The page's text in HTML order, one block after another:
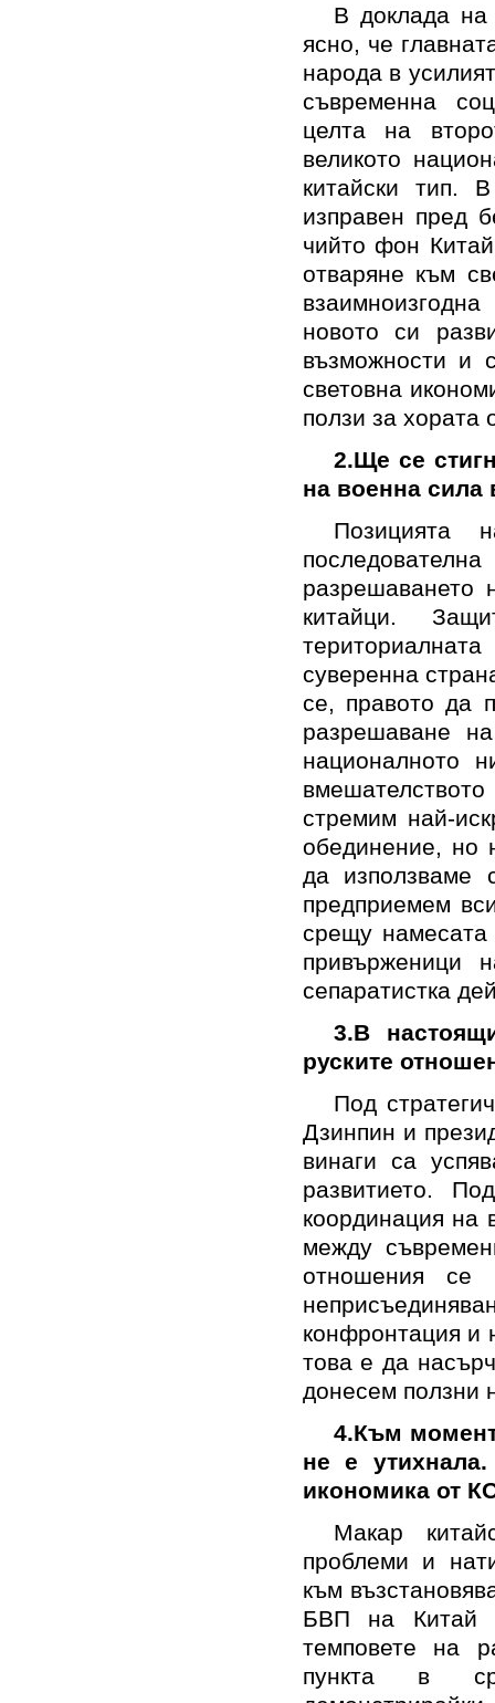
В доклада на
ясно, че
народа в
съвременна
целта на
великото
китайски тип.
изправен пред
чийто фон
отваряне към
новото си
възможности и
световна
ползи за
2.Ще се
на военна сила
Позицията
разрешаването
китайци.
суверенна
се, правото да
разрешаване
националното
стремим най-
обединение, но
да използваме
предприемем
срещу
привърженици
сепаратистка
3.В
руските
Под
Дзинпин и
винаги са
развитието.
координация на
между
отношения се
конфронтация и
това е да
донесем ползни
4.Към
не е утихнала.
икономика от
Макар
проблеми и
към
БВП на Китай
темповете на
пункта в